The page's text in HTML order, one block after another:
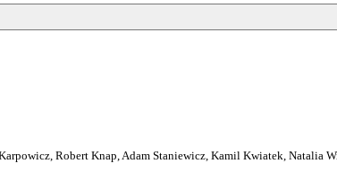
Robert Knap, Adam Staniewicz, Kamil Kwiatek, Natalia